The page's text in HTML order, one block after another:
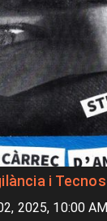
i
2025, 10:00